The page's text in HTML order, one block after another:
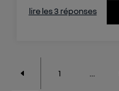
lire les 3 réponses
1